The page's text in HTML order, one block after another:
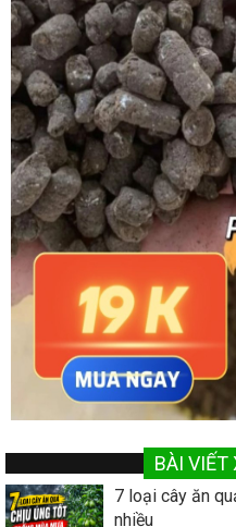
BÀI VIẾT
7 loại cây ăn
nhiều